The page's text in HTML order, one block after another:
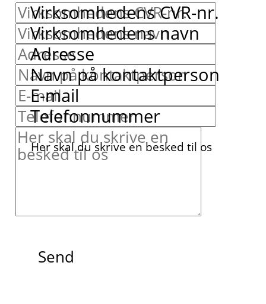
Virksomhedens CVR-nr.
Virksomhedens navn
Adresse
Navn på kontaktperson
E-mail
Telefonnummer
Her skal du skrive en besked til os
Send